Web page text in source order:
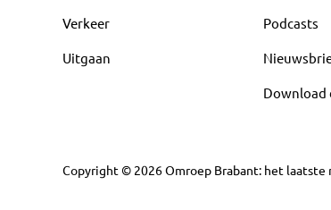
Verkeer
Uitgaan
Podcasts
Download
Copyright © 2026Omroep Brabant: het